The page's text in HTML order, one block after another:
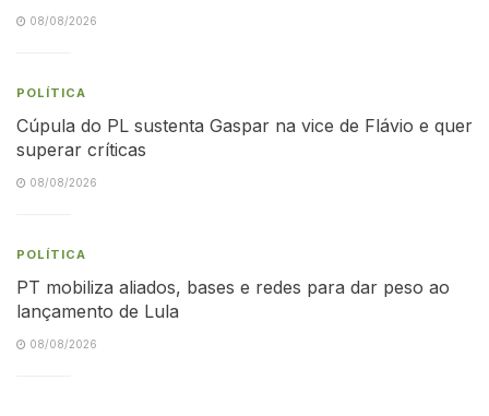
08/08/2026
POLÍTICA
Cúpula do PL sustenta Gaspar na vice de Flávio e quer
superar críticas
08/08/2026
POLÍTICA
PT mobiliza aliados, bases e redes para dar peso ao
lançamento de Lula
08/08/2026